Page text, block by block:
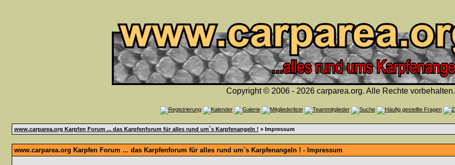
Copyright © 2006 - 2026 carparea.org. Alle Rechte vorbehalten.
www.carparea.org Karpfen Forum ... das Karpfenforum für alles rund um`s Karpfenangeln ! » Impressum
www.carparea.org Karpfen Forum ... das Karpfenforum für alles rund um`s Karpfenangeln ! - Impressum